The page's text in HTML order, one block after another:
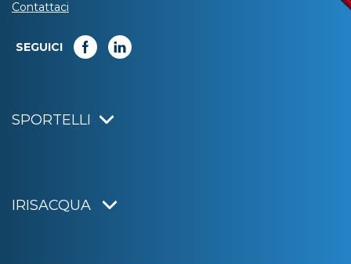
Contattaci
SEGUICI
SPORTELLI
IRISACQUA